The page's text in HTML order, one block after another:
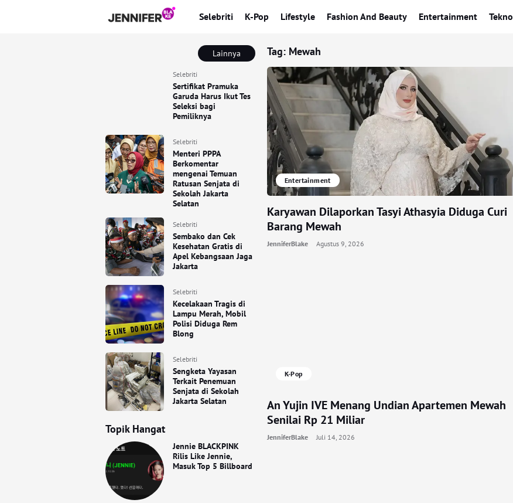
Selebriti K-Pop Lifestyle Fashion And Beauty Entertainment Tekno
Lainnya
Selebriti
Sertifikat Pramuka
Garuda Harus Ikut Tes
Seleksi bagi
Pemiliknya
Selebriti
Menteri PPPA
Berkomentar
mengenai Temuan
Ratusan Senjata di
Sekolah Jakarta
Selatan
Selebriti
Sembako dan Cek
Kesehatan Gratis di
Apel Kebangsaan Jaga
Jakarta
Selebriti
Kecelakaan Tragis di
Lampu Merah, Mobil
Polisi Diduga Rem
Blong
Selebriti
Sengketa Yayasan
Terkait Penemuan
Senjata di Sekolah
Jakarta Selatan
Topik Hangat
Jennie BLACKPINK
Rilis Like Jennie,
Masuk Top 5 Billboard
Tag: Mewah
Entertainment
Karyawan Dilaporkan Tasyi Athasyia Diduga Curi
Barang Mewah
JenniferBlake Agustus 9, 2026
K-Pop
An Yujin IVE Menang Undian Apartemen Mewah
Senilai Rp 21 Miliar
JenniferBlake Juli 14, 2026